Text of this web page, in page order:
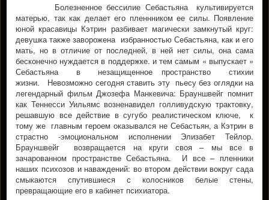
Болезненное бессилие Себастьяна культивируется
матерью, так как делает его пленнником ее силы. Появление
юной красавицы Кэтрин разбивает магически замкнутый круг:
девушка также заворожена избранностью Себастьяна, как и его
мать, но в отличие от последней, в ней нет силы, она сама
бесконечно нуждается в поддержке. и тем самым « выпускает »
Себастьяна в незащищенное пространство стихии
жизни. Невозможно сегодня ставить эту пьесу без оглядки на
легендарный фильм Джозефа Манкевича: Брауншвейг помнит
как Теннесси Уильямс возненавидел голливудскую трактовку,
решавшую все действие в сугубо реалистическом ключе, к
тому же главным героем оказывался не Себастьян, а Кэтрин в
страстно -эмоциональном исполнении Элизабет Тейлор.
Брауншвейг возвращается на круги своя – мы все в
зачарованном пространстве Себастьяна. И все – пленники
наших психозов и наваждений: во втором действии вокруг сада
смыкаются спутившиеся с колосников белые стены,
превращающие его в кабинет психиатора.